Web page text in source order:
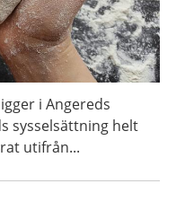
i Angereds
sysselsättning helt
utifrån...